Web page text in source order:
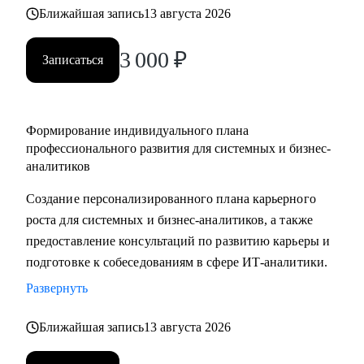
выбрать направление (СА/БА), требования рынка, как
строить карьеру в продукте/проекте/корпорации и какие
есть траектории развития
senior, lead)
• Бизнес‑аналитикам (в том числе тем, кто хочет усилить
• Senior/lead‑уровню: позиционирование, подготовка к
сложным интервью, переход в управление, расширение
зоны ответственности
• Начинающим и переходящим из смежных ролей
(например, техническим писателям и др.) - если ваша цель
понимание требований рынка
Ближайшая запись13 августа 2026
Записаться 3 000 ₽
Формирование индивидуального плана
профессионального развития для системных и бизнес-
аналитиков
Создание персонализированного плана карьерного
роста для системных и бизнес-аналитиков, а также
предоставление консультаций по развитию карьеры и
подготовке к собеседованиям в сфере ИТ-аналитики.
Развернуть
Ближайшая запись13 августа 2026